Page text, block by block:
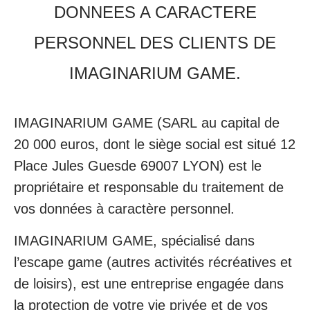
DONNEES A CARACTERE
PERSONNEL DES CLIENTS DE
IMAGINARIUM GAME.
IMAGINARIUM GAME (SARL au capital de
20 000 euros, dont le siège social est situé 12
Place Jules Guesde 69007 LYON) est le
propriétaire et responsable du traitement de
vos données à caractère personnel.
IMAGINARIUM GAME, spécialisé dans
l’escape game (autres activités récréatives et
de loisirs), est une entreprise engagée dans
la protection de votre vie privée et de vos